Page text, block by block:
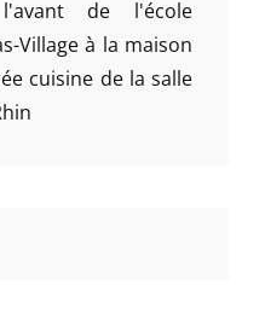
de l'école
Village à la maison
cuisine de la salle